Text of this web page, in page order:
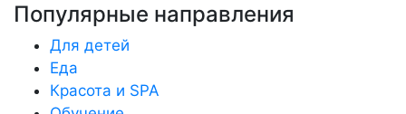
Популярные направления
Для детей
Еда
Красота и SPA